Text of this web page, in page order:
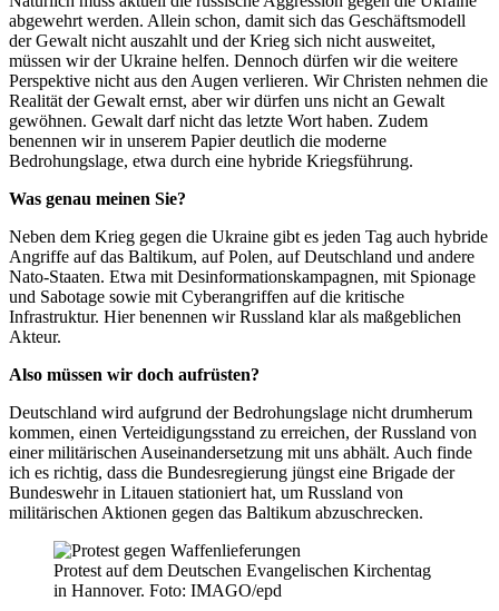
abgewehrt werden. Allein schon, damit sich das Geschäftsmodell
der Gewalt nicht auszahlt und der Krieg sich nicht ausweitet,
müssen wir der Ukraine helfen. Dennoch dürfen wir die weitere
Perspektive nicht aus den Augen verlieren. Wir Christen nehmen die
Realität der Gewalt ernst, aber wir dürfen uns nicht an Gewalt
gewöhnen. Gewalt darf nicht das letzte Wort haben. Zudem
benennen wir in unserem Papier deutlich die moderne
Bedrohungslage, etwa durch eine hybride Kriegsführung.
Was genau meinen Sie?
Neben dem Krieg gegen die Ukraine gibt es jeden Tag auch hybride
Angriffe auf das Baltikum, auf Polen, auf Deutschland und andere
Nato-Staaten. Etwa mit Desinformationskampagnen, mit Spionage
und Sabotage sowie mit Cyberangriffen auf die kritische
Infrastruktur. Hier benennen wir Russland klar als maßgeblichen
Akteur.
Also müssen wir doch aufrüsten?
Deutschland wird aufgrund der Bedrohungslage nicht drumherum
kommen, einen Verteidigungsstand zu erreichen, der Russland von
einer militärischen Auseinandersetzung mit uns abhält. Auch finde
ich es richtig, dass die Bundesregierung jüngst eine Brigade der
Bundeswehr in Litauen stationiert hat, um Russland von
militärischen Aktionen gegen das Baltikum abzuschrecken.
Protest auf dem Deutschen Evangelischen Kirchentag
in Hannover. Foto: IMAGO/epd